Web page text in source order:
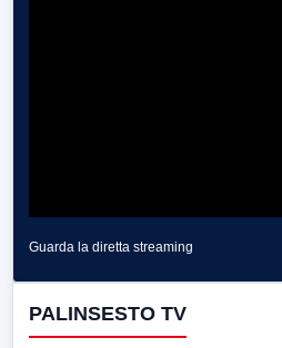
Guarda la diretta streaming
PALINSESTO TV